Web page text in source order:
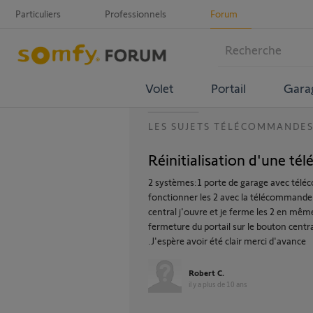
Particuliers Professionnels Forum
Volet Portail
LES SUJETS TÉLÉCOMMANDES
Réinitialisation d'une
2 systèmes:1 porte de garage avec
fonctionner les 2 avec la
central j'ouvre et je ferme les 2 en
fermeture du portail sur le bouton
.J'espère avoir été clair merci d'avance
Robert C.
il y a plus de 10 ans